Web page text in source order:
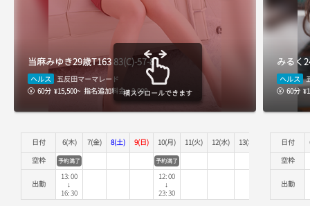
横スクロールできます
当麻みゆき29歳T16383(C)-57-87
ヘルス
五反田マーマレード
60分 ¥15,500~ 指名追加料金 + 2,000
日付 6(木) 7(金) 8(土) 9(日) 10(月) 11(火) 12(水) 13(木) 14(金)
15(土)
空枠
予約満了 予約満了
出勤
13:00
↓
16:30
12:00
↓
23:30
みるく
ヘルス
60分
日付
空枠
出勤